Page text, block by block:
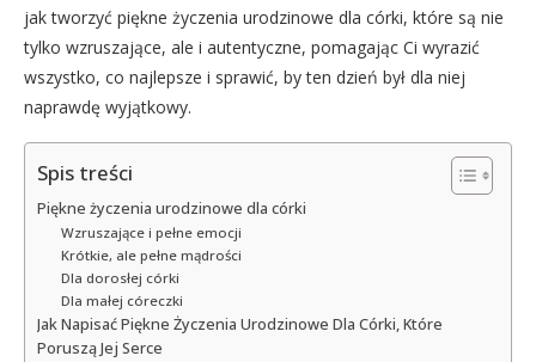
jak tworzyć piękne życzenia urodzinowe dla córki, które są nie
tylko wzruszające, ale i autentyczne, pomagając Ci wyrazić
wszystko, co najlepsze i sprawić, by ten dzień był dla niej
naprawdę wyjątkowy.
Spis treści
Piękne życzenia urodzinowe dla córki
Wzruszające i pełne emocji
Krótkie, ale pełne mądrości
Dla dorosłej córki
Dla małej córeczki
Jak Napisać Piękne Życzenia Urodzinowe Dla Córki, Które
Poruszą Jej Serce